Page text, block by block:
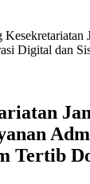
Kesekretariatan
Digital dan
Tertib